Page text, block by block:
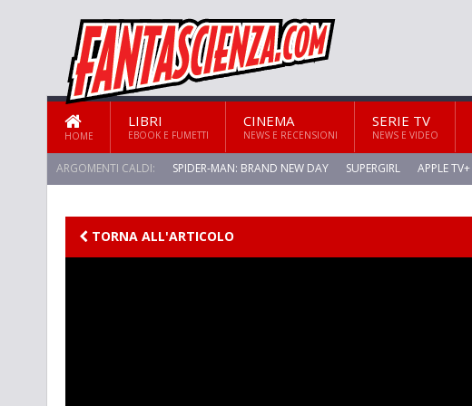
HOME
LIBRI
EBOOK E FUMETTI
CINEMA
NEWS E RECENSIONI
SERIE TV
NEWS E VIDEO
ARGOMENTI CALDI: SPIDER-MAN: BRAND NEW DAY SUPERGIRL APPLE TV+
TORNA ALL'ARTICOLO